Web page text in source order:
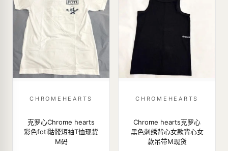
CHROMEHEARTS
克罗心Chrome hearts
彩色foti骷髅短袖T恤现货
M码
CHROMEHEARTS
Chrome hearts克罗心
黑色刺绣背心女款背心女
款吊带M现货